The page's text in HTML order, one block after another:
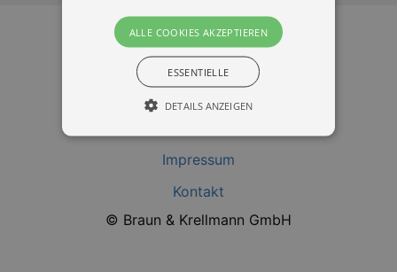
Impressum
Kontakt
© Braun & Krellmann GmbH
ALLE COOKIES AKZEPTIEREN
ESSENTIELLE
DETAILS ANZEIGEN
grundlegenden Funktionen unserer Webseite